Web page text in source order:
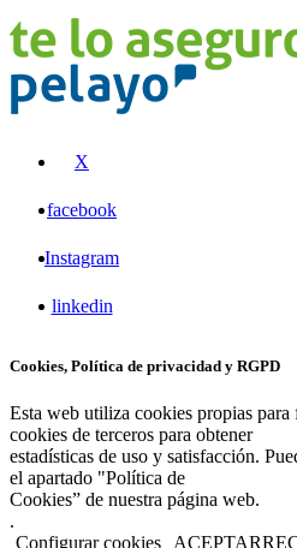
X
facebook
Instagram
linkedin
Cookies, Política de privacidad y RGPD
Esta web utiliza cookies propias
cookies de terceros para obtener
estadísticas de uso y satisfacción.
el apartado "Política de
Cookies” de nuestra página web.
.
Configurar cookies
ACEPTAR